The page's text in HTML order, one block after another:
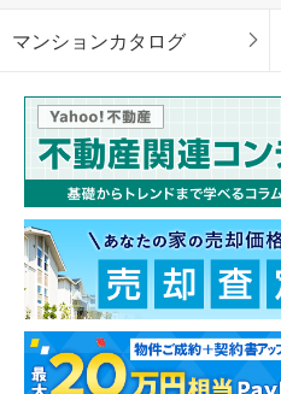
マンションカタログ